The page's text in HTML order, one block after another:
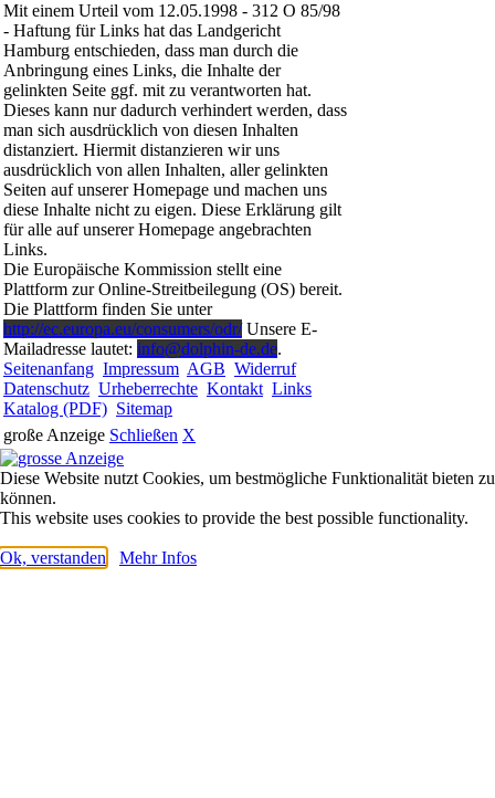
Mit einem Urteil vom 12.05.1998 - 312 O 85/98
- Haftung für Links hat das Landgericht
Hamburg entschieden, dass man durch die
Anbringung eines Links, die Inhalte der
gelinkten Seite ggf. mit zu verantworten hat.
Dieses kann nur dadurch verhindert werden, dass
man sich ausdrücklich von diesen Inhalten
distanziert. Hiermit distanzieren wir uns
ausdrücklich von allen Inhalten, aller gelinkten
Seiten auf unserer Homepage und machen uns
diese Inhalte nicht zu eigen. Diese Erklärung gilt
für alle auf unserer Homepage angebrachten
Links.
Die Europäische Kommission stellt eine
Plattform zur Online-Streitbeilegung (OS) bereit.
Die Plattform finden Sie unter
http://ec.europa.eu/consumers/odr/Unsere E-
Mailadresse lautet: info@dolphin-de.de.
Seitenanfang Impressum AGB Widerruf
Datenschutz Urheberrechte Kontakt Links
Katalog (PDF) Sitemap
große Anzeige Schließen X
Diese Website nutzt Cookies, um bestmögliche Funktionalität bieten zu
können.
This website uses cookies to provide the best possible functionality.
Ok, verstanden Mehr Infos